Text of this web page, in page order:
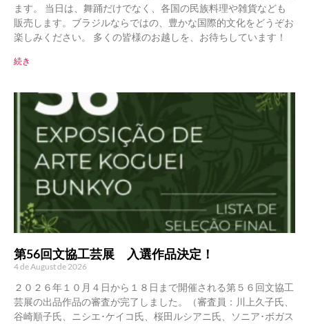
ます。 当日は、舞踊だけでなく、各国の民族料理や雑貨なども
販売します。ブラジルならではの、豊かな国際的文化をどうぞお
楽しみください。 多くの皆様のお越しを、お待ちしています！
続き
第56回文協工芸展 入選作品決定！
4 de August de 2026
２０２６年１０月４日から１８日まで開催される第５６回文協工
芸展の出品作品の審査が完了しました。（審査員：川上久子氏、
谷崎順子氏、ニシエ･ケイコ氏、桜田ルシアニ氏、ソニア･ボガス